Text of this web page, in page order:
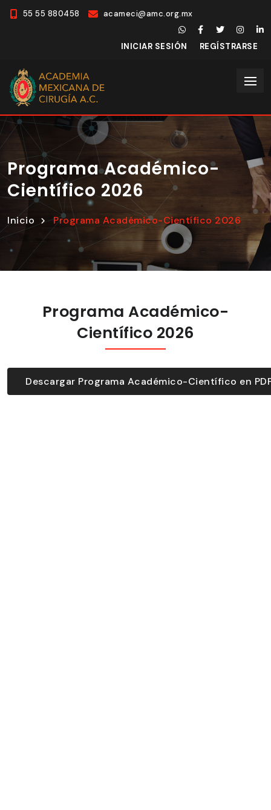
55 55 880458 acameci@amc.org.mx
INICIAR SESIÓN REGÍSTRARSE
Programa Académico-
Científico 2026
Inicio Programa Académico-Científico 2026
Programa Académico-
Científico 2026
Descargar Programa Académico-Científico en